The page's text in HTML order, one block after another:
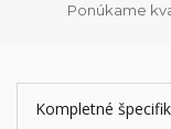
Ponúkame
Kompletné